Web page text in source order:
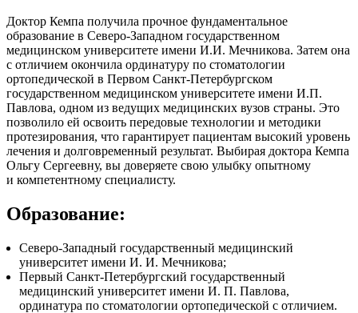
Доктор Кемпа получила прочное фундаментальное
образование в Северо‑Западном государственном
медицинском университете имени И.И. Мечникова. Затем она
с отличием окончила ординатуру по стоматологии
ортопедической в Первом Санкт‑Петербургском
государственном медицинском университете имени И.П.
Павлова, одном из ведущих медицинских вузов страны. Это
позволило ей освоить передовые технологии и методики
протезирования, что гарантирует пациентам высокий уровень
лечения и долговременный результат. Выбирая доктора Кемпа
Ольгу Сергеевну, вы доверяете свою улыбку опытному
и компетентному специалисту.
Образование:
Северо-Западный государственный медицинский
университет имени И. И. Мечникова;
Первый Санкт-Петербургский государственный
медицинский университет имени И. П. Павлова,
ординатура по стоматологии ортопедической с отличием.